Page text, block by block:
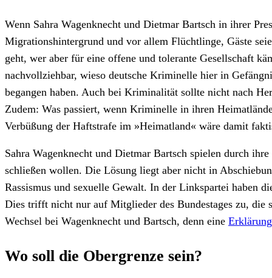
Wenn Sahra Wagenknecht und Dietmar Bartsch in ihrer
Migrationshintergrund und vor allem Flüchtlinge, Gäste
geht, wer aber für eine offene und tolerante Gesellschaft
nachvollziehbar, wieso deutsche Kriminelle hier in
begangen haben. Auch bei Kriminalität sollte nicht nach
Zudem: Was passiert, wenn Kriminelle in ihren
Verbüßung der Haftstrafe im »Heimatland« wäre damit
Sahra Wagenknecht und Dietmar Bartsch spielen durch
schließen wollen. Die Lösung liegt aber nicht in
Rassismus und sexuelle Gewalt. In der Linkspartei haben
Dies trifft nicht nur auf Mitglieder des Bundestages zu, die
Wechsel bei Wagenknecht und Bartsch, denn eine
Wo soll die Obergrenze sein?